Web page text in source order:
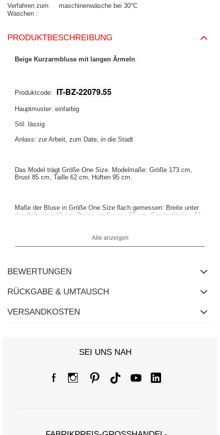
Verfahren zum
Waschen
maschinenwäsche bei 30°C
PRODUKTBESCHREIBUNG
Beige Kurzarmbluse mit langen Ärmeln.
Produktcode: IT-BZ-22079.55
Hauptmuster: einfarbig
Stil: lässig
Anlass: zur Arbeit, zum Date, in die Stadt
Das Model trägt Größe One Size. Modelmaße: Größe 173 cm,
Brust 85 cm, Taille 62 cm, Hüften 95 cm.
Maße der Bluse in Größe One Size flach gemessen: Breite unter
den Achseln - 42 cm, Breite am Saum - 55 cm, Gesamtlänge - 51
Alle anzeigen
BEWERTUNGEN
RÜCKGABE & UMTAUSCH
VERSANDKOSTEN
SEI UNS NAH